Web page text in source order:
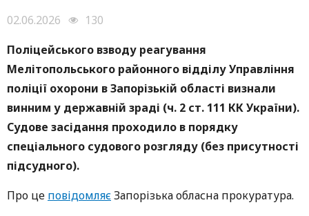
02.06.2026
130
Поліцейського взводу реагування
Мелітопольського районного відділу Управління
поліції охорони в Запорізькій області визнали
винним у державній зраді (ч. 2 ст. 111 КК України).
Судове засідання проходило в порядку
спеціального судового розгляду (без присутності
підсудного).
Про це повідомляєЗапорізька обласна прокуратура.